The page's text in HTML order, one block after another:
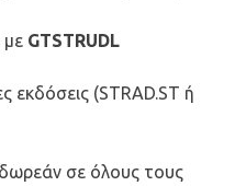
με GTSTRUDL
εκδόσεις (STRAD.ST ή
σε όλους τους